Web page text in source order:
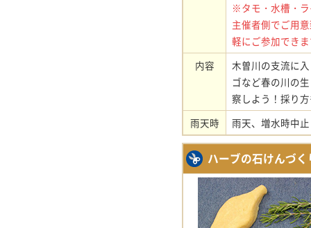
※タモ・水槽・
主催者側でご用
軽にご参加でき
内容
木曽川の支流に
ゴなど春の川の
察しよう！採り
雨天時
雨天、増水時中止
ハーブの石けんづ